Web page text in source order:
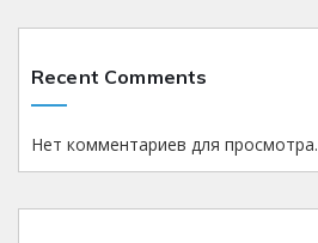
Recent Comments
Нет комментариев для просмотра.